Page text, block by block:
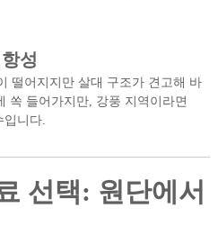
성
떨어지지만 살대 구조가 견고해 바
쏙 들어가지만, 강풍 지역이라면
입니다.
선택: 원단에서